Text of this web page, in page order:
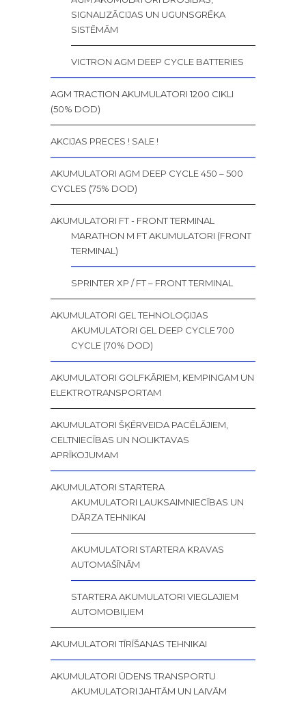
SIGNALIZĀCIJAS UN UGUNSGRĒKA
SISTĒMĀM
VICTRON AGM DEEP CYCLE BATTERIES
AGM TRACTION AKUMULATORI 1200 CIKLI
(50% DOD)
AKCIJAS PRECES ! SALE !
AKUMULATORI AGM DEEP CYCLE 450 – 500
CYCLES (75% DOD)
AKUMULATORI FT - FRONT TERMINAL
MARATHON M FT AKUMULATORI (FRONT
TERMINAL)
SPRINTER XP / FT – FRONT TERMINAL
AKUMULATORI GEL TEHNOLOĢIJAS
AKUMULATORI GEL DEEP CYCLE 700
CYCLE (70% DOD)
AKUMULATORI GOLFKĀRIEM, KEMPINGAM UN
ELEKTROTRANSPORTAM
AKUMULATORI ŠĶĒRVEIDA PACĒLĀJIEM,
CELTNIECĪBAS UN NOLIKTAVAS
APRĪKOJUMAM
AKUMULATORI STARTERA
AKUMULATORI LAUKSAIMNIECĪBAS UN
DĀRZA TEHNIKAI
AKUMULATORI STARTERA KRAVAS
AUTOMAŠĪNĀM
STARTERA AKUMULATORI VIEGLAJIEM
AUTOMOBIĻIEM
AKUMULATORI TĪRĪŠANAS TEHNIKAI
AKUMULATORI ŪDENS TRANSPORTU
AKUMULATORI JAHTĀM UN LAIVĀM